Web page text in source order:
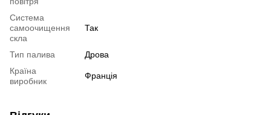
Система
самоочищення
скла
Так
Тип палива
Дрова
Країна
виробник
Франція